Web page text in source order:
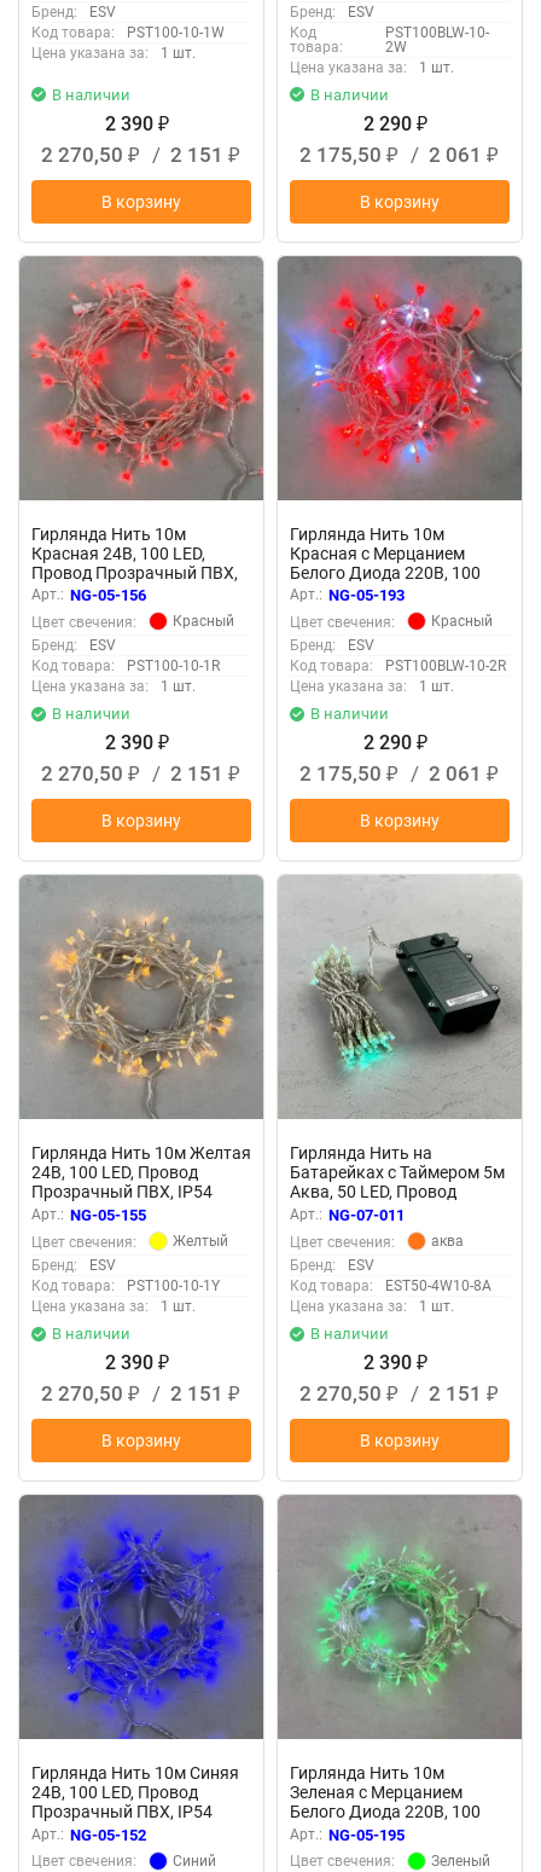
Бренд:
ESV
Код товара:
PST100-10-1W
Цена указана за:
1 шт.
В наличии
2 390 ₽
2 270,50 ₽ / 2 151 ₽
В корзину
Бренд:
ESV
Код
товара:
PST100BLW-10-
2W
Цена указана за:
1 шт.
В наличии
2 290 ₽
2 175,50 ₽ / 2 061 ₽
В корзину
Гирлянда Нить 10м
Красная 24В, 100 LED,
Провод Прозрачный ПВХ,
IP54
Арт.: NG-05-156
Цвет свечения:
Красный
Бренд:
ESV
Код товара:
PST100-10-1R
Цена указана за:
1 шт.
В наличии
2 390 ₽
2 270,50 ₽ / 2 151 ₽
В корзину
Гирлянда Нить 10м
Красная с Мерцанием
Белого Диода 220В, 100
LED, Провод Прозрачный
Арт.: NG-05-193
Цвет свечения:
Красный
Бренд:
ESV
Код товара:
PST100BLW-10-2R
Цена указана за:
1 шт.
В наличии
2 290 ₽
2 175,50 ₽ / 2 061 ₽
В корзину
Гирлянда Нить 10м Желтая
24В, 100 LED, Провод
Прозрачный ПВХ, IP54
Арт.: NG-05-155
Цвет свечения:
Желтый
Бренд:
ESV
Код товара:
PST100-10-1Y
Цена указана за:
1 шт.
В наличии
2 390 ₽
2 270,50 ₽ / 2 151 ₽
В корзину
Гирлянда Нить на
Батарейках с Таймером 5м
Аква, 50 LED, Провод
Прозрачный Силикон, IP65
Арт.: NG-07-011
Цвет свечения:
аква
Бренд:
ESV
Код товара:
EST50-4W10-8A
Цена указана за:
1 шт.
В наличии
2 390 ₽
2 270,50 ₽ / 2 151 ₽
В корзину
Гирлянда Нить 10м Синяя
24В, 100 LED, Провод
Прозрачный ПВХ, IP54
Арт.: NG-05-152
Цвет свечения:
Синий
Гирлянда Нить 10м
Зеленая с Мерцанием
Белого Диода 220В, 100
LED, Провод Прозрачный
Арт.: NG-05-195
Цвет свечения:
Зеленый